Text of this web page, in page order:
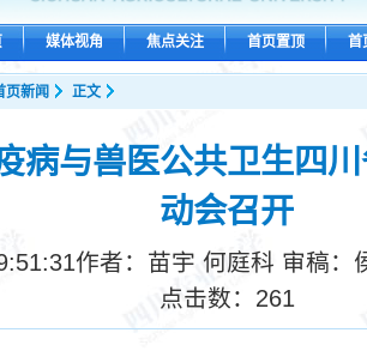
媒体视角 焦点关注 首页置顶 首
页新闻 正文
病与兽医公共卫生四
动会召开
作者：苗宇 何庭科 审稿：
点击数： 261